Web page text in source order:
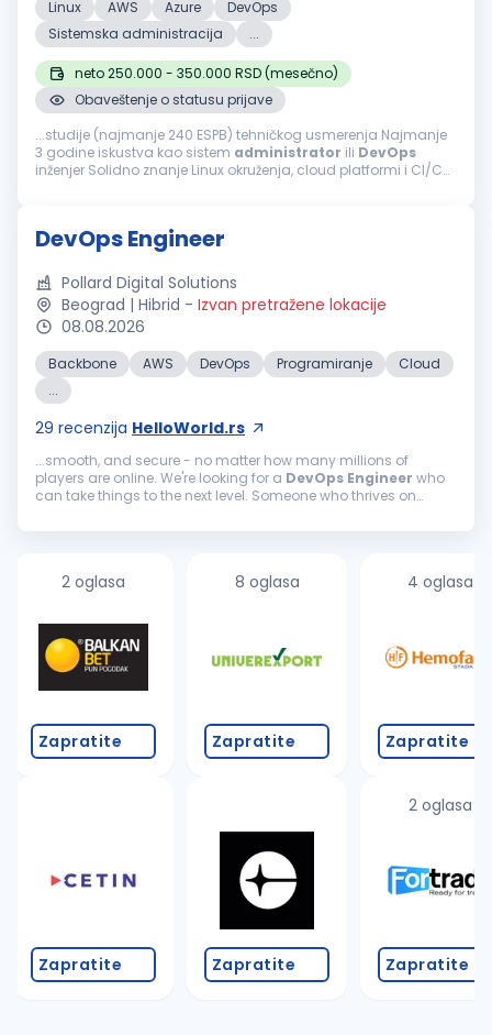
Linux AWS Azure
DevOps
Sistemska administracija
...
neto 250.000 - 350.000 RSD (mesečno)
Obaveštenje o statusu prijave
...studije (najmanje 240 ESPB) tehničkog usmerenja Najmanje
3 godine iskustva kao sistem administrator ili DevOps
inženjer Solidno znanje Linux okruženja, cloud platformi i CI/CD
DevOps Engineer
Pollard Digital Solutions
Beograd | Hibrid - Izvan pretražene lokacije
08.08.2026
Backbone AWS DevOps Programiranje
Cloud
...
29 recenzija HelloWorld.rs
...smooth, and secure - no matter how many millions of
players are online. We're looking for a DevOps Engineer who
can take things to the next level. Someone who thrives on
turn complex
2 oglasa
Zapratite
Zapratite
8 oglasa
Zapratite
Zapratite
4 oglasa
Zapratite
2 oglasa
Zapratite